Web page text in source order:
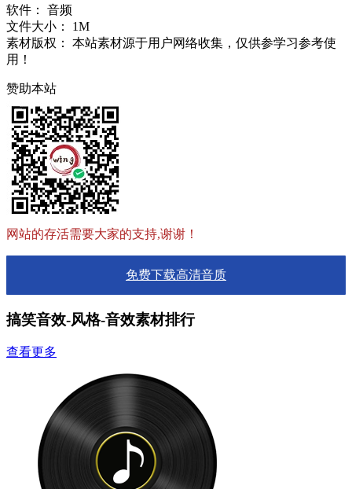
软件：
音频
文件大小：
1M
素材版权：
本站素材源于用户网络收集，仅供参学习参考使
用！
赞助本站
网站的存活需要大家的支持,谢谢！
免费下载高清音质
搞笑音效-风格-音效素材排行
查看更多